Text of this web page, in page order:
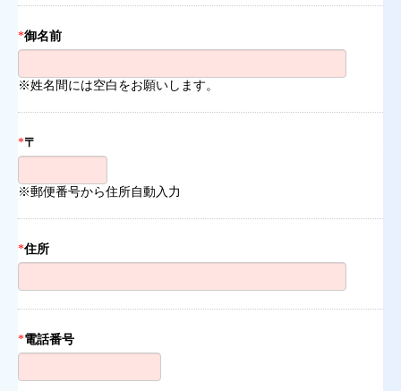
*御名前
※姓名間には空白をお願いします。
*〒
※郵便番号から住所自動入力
*住所
*電話番号